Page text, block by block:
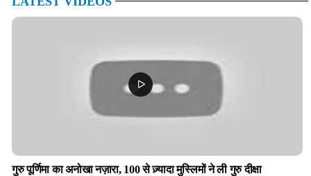
गुरु पूर्णिमा का अनोखा नज़ारा, 100 से ज़्यादा मुस्लिमों ने ली गुरु दीक्षा